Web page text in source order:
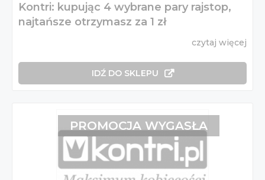
Kontri: kupując 4 wybrane pary rajstop,
najtańsze otrzymasz za 1 zł
czytaj więcej
IDŹ DO SKLEPU
PROMOCJA WYGASŁA